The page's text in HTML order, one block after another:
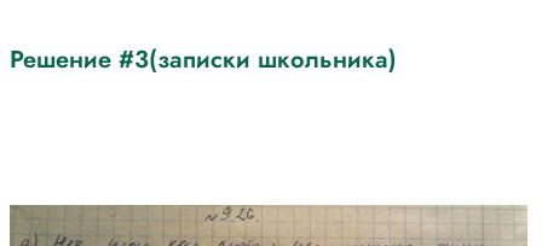
Решение #3(записки школьника)